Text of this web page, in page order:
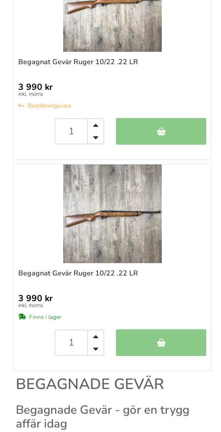
Begagnat Gevär Ruger 10/22 .22 LR
3 990 kr
inkl. moms
Beställningsvara
Begagnat Gevär Ruger 10/22 .22 LR
3 990 kr
inkl. moms
Finns i lager
BEGAGNADE GEVÄR
Begagnade Gevär - gör en trygg
affär idag